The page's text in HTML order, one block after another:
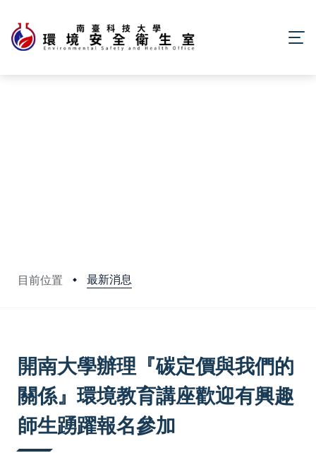
目前位置 最新消息
開南大學辦理『碳定價與我們的
關係』環境教育講座歡迎有興趣
師生踴躍報名參加